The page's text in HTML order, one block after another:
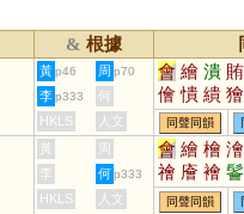
& 根據
黃 p46 周 p70 會 繪 潰 賄
儈 憒 繢 獪
嬇 瞶 襘 禬
李 p333
何
HKLS
人文 同聲同韻
黃 周 會 繪 檜 澮
禬 廥 襘 鬠
李 何 p333
HKLS 人文 同聲同韻